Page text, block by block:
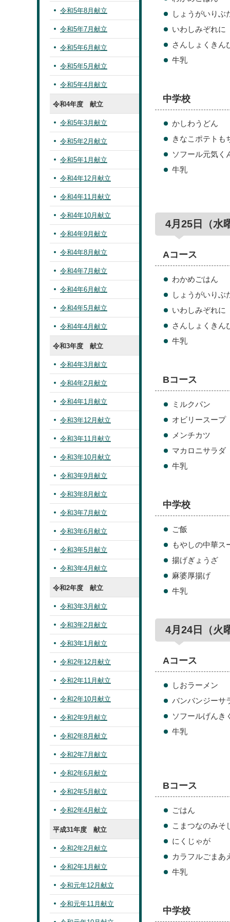
しょうがいりぶ
いわしみぞれに
さんしょくきん
牛乳
中学校
かしわうどん
きなこポテトも
ソフール元気く
牛乳
4月25日（水
Aコース
わかめごはん
しょうがいりぶ
いわしみぞれに
さんしょくきん
牛乳
Bコース
ミルクパン
オビリースープ
メンチカツ
マカロニサラダ
牛乳
中学校
ご飯
もやしの中華ス
揚げぎょうざ
麻婆厚揚げ
牛乳
4月24日（火
Aコース
しおラーメン
バンバンジーサ
ソフールげんき
牛乳
Bコース
ごはん
こまつなのみそ
にくじゃが
カラフルごまあ
牛乳
中学校
令和5年8月献立
令和5年7月献立
令和5年6月献立
令和5年5月献立
令和5年4月献立
令和4年度 献立
令和5年3月献立
令和5年2月献立
令和5年1月献立
令和4年12月献立
令和4年11月献立
令和4年10月献立
令和4年9月献立
令和4年8月献立
令和4年7月献立
令和4年6月献立
令和4年5月献立
令和4年4月献立
令和3年度 献立
令和4年3月献立
令和4年2月献立
令和4年1月献立
令和3年12月献立
令和3年11月献立
令和3年10月献立
令和3年9月献立
令和3年8月献立
令和3年7月献立
令和3年6月献立
令和3年5月献立
令和3年4月献立
令和2年度 献立
令和3年3月献立
令和3年2月献立
令和3年1月献立
令和2年12月献立
令和2年11月献立
令和2年10月献立
令和2年9月献立
令和2年8月献立
令和2年7月献立
令和2年6月献立
令和2年5月献立
令和2年4月献立
平成31年度 献立
令和2年2月献立
令和2年1月献立
令和元年12月献立
令和元年11月献立